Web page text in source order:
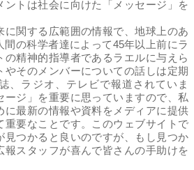
トは社会に向けた「メッセージ」を
に関する広範囲の情報で、地球上のあ
間の科学者達によって45年以上前にラ
の精神的指導者であるラエルに与えら
やそのメンバーについての話しは定期
、ラジオ、テレビで報道されていま
ージ」を重要に思っていますので、私
に最新の情報や資料をメディアに提供
重要なことです。このウェブサイトで
見つかると良いのですが、もし見つか
報スタッフが喜んで皆さんの手助けを